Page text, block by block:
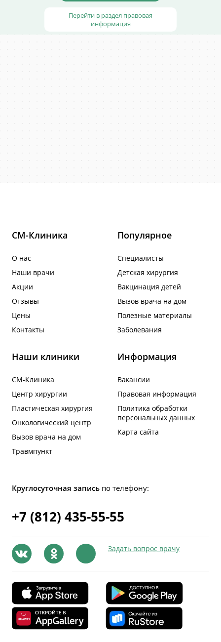
Перейти в раздел правовая
информация
СМ-Клиника
О нас
Наши врачи
Акции
Отзывы
Цены
Контакты
Популярное
Специалисты
Детская хирургия
Вакцинация детей
Вызов врача на дом
Полезные материалы
Заболевания
Наши клиники
СМ-Клиника
Центр хирургии
Пластическая хирургия
Онкологический центр
Вызов врача на дом
Травмпункт
Информация
Вакансии
Правовая информация
Политика обработки
персональных данных
Карта сайта
Круглосуточная запись по телефону:
+7 (812) 435-55-55
Задать вопрос врачу